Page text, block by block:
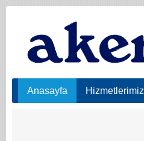
Anasayfa Hizmetlerimiz